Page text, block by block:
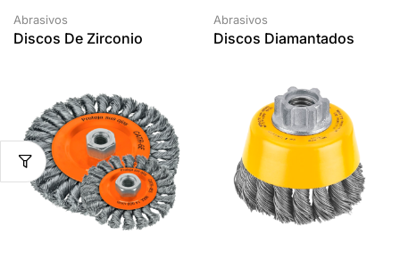
Abrasivos
Discos De Zirconio
Abrasivos
Discos Diamantados